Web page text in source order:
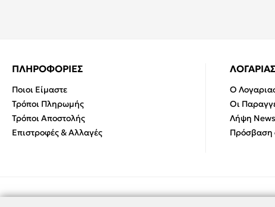
ΠΛΗΡΟΦΟΡΙΕΣ
Ποιοι Είμαστε
Τρόποι Πληρωμής
Τρόποι Αποστολής
Επιστροφές & Αλλαγές
Ο
Οι
Λήψη
Πρόσβαση